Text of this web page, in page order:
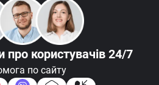
про користувачів 24/7
по сайту